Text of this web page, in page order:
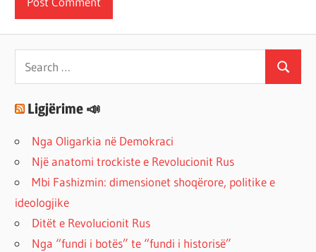
Search
for:
Search
Ligjërime 📣
Nga Oligarkia në Demokraci
Një anatomi trockiste e Revolucionit Rus
Mbi Fashizmin: dimensionet shoqërore, politike e
ideologjike
Ditët e Revolucionit Rus
Nga “fundi i botës” te “fundi i historisë”